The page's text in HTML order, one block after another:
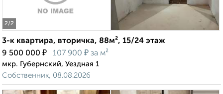
2/2
3-к квартира, вторичка, 88м², 15/24 этаж
9 500 000 ₽ 107 900 ₽ за м²
мкр. Губернский, Уездная 1
Собственник, 08.08.2026